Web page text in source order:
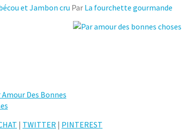
et Jambon cru Par La fourchette gourmande
| TWITTER | PINTEREST